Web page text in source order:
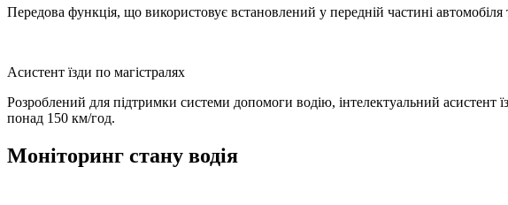
Передова функція, що використовує встановлений у передній частині
Асистент їзди по магістралях
Розроблений для підтримки системи допомоги водію, інтелектуальний асистент
понад 150 км/год.
Моніторинг стану водія